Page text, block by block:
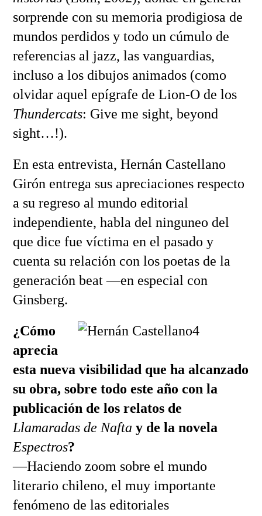
sorprende con su memoria prodigiosa de
mundos perdidos y todo un cúmulo de
referencias al jazz, las vanguardias,
incluso a los dibujos animados (como
olvidar aquel epígrafe de Lion-O de los
Thundercats: Give me sight, beyond
sight…!).
En esta entrevista, Hernán Castellano
Girón entrega sus apreciaciones respecto
a su regreso al mundo editorial
independiente, habla del ninguneo del
que dice fue víctima en el pasado y
cuenta su relación con los poetas de la
generación beat —en especial con
Ginsberg.
¿Cómo
aprecia
esta nueva visibilidad que ha alcanzado
su obra, sobre todo este año con la
publicación de los relatos de
Llamaradas de Nafta y de la novela
Espectros?
—Haciendo zoom sobre el mundo
literario chileno, el muy importante
fenómeno de las editoriales